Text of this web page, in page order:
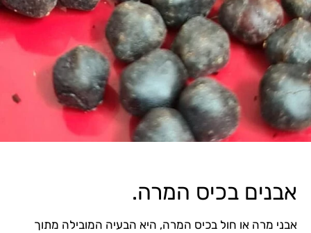
המרה.
המרה, היא הבעיה המובילה מתוך